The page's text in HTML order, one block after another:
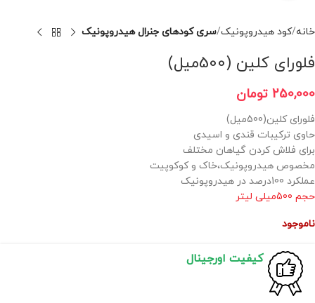
خانه کود هیدروپونیک سری کودهای جنرال هیدروپونیک
فلورای کلین (500میل)
250,000 تومان
فلورای کلین(500میل)
حاوی ترکیبات قندی و اسیدی
برای فلاش کردن گیاهان مختلف
مخصوص هیدروپونیک،خاک و کوکوپیت
عملکرد 100درصد در هیدروپونیک
حجم 500میلی لیتر
ناموجود
کیفیت اورجینال